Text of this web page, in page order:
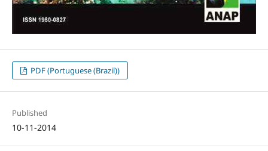
PDF (Portuguese (Brazil))
Published
10-11-2014